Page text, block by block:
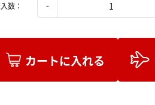
数：
カートに入れる